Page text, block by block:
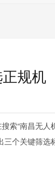
规机
索“南昌无人
三个关键筛选